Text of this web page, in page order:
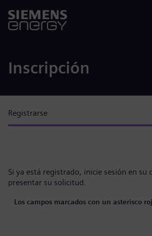
Inscripción
Registrarse
Si ya está registrado, inicie sesión en su
presentar su solicitud.
Los campos marcados con un asterisco